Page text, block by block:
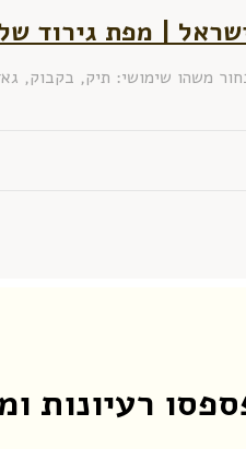
| מפת גירוד
משהו שימושי: תיק, בקבוק,
רעיונות